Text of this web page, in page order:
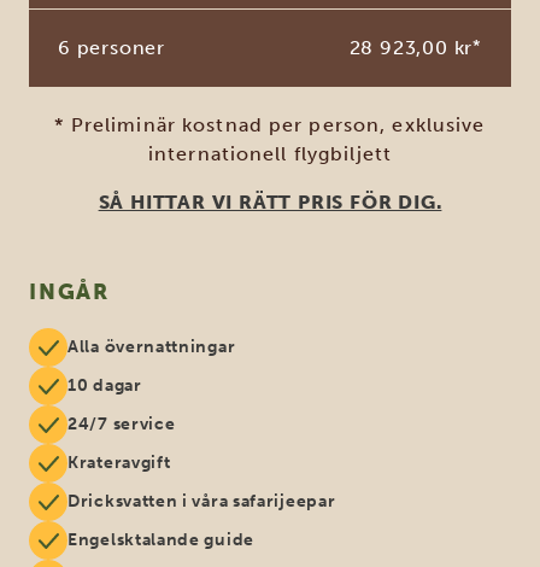
6 personer 28 923,00 kr*
* Preliminär kostnad per person, exklusive
internationell flygbiljett
SÅ HITTAR VI RÄTT PRIS FÖR DIG.
INGÅR
Alla övernattningar
10 dagar
24/7 service
Krateravgift
Dricksvatten i våra safarijeepar
Engelsktalande guide